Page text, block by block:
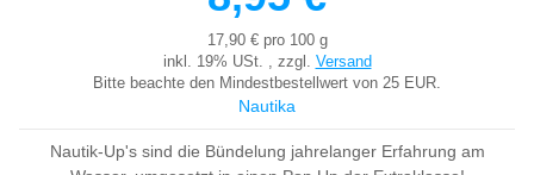
17,90 € pro 100 g
inkl. 19% USt. , zzgl. Versand
Bitte beachte den Mindestbestellwert von 25 EUR.
Nautika
Nautik-Up's sind die Bündelung jahrelanger Erfahrung am